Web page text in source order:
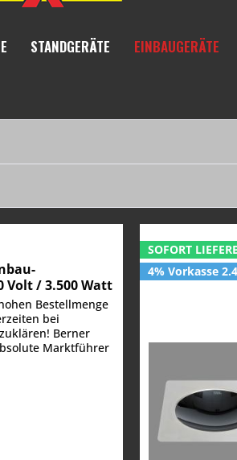
STANDGERÄTE EINBAUGERÄTE
Volt / 3.500 Watt
Bestellmenge
bei
Berner
Marktführer
geht. Der
SOFORT
4% Vorkasse